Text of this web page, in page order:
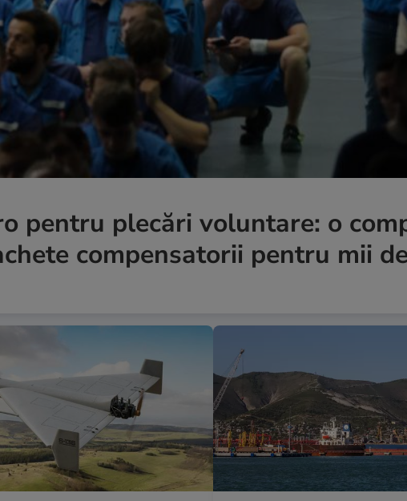
pentru plecări voluntare: o
compensatorii pentru mii